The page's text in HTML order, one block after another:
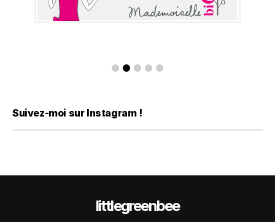
Suivez-moi sur Instagram !
littlegreenbee